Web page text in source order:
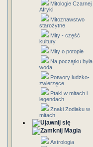
Mitologie Czarnej
Afryki
Mitoznawstwo
starożytne
Mity - część
kultury
Mity o potopie
Na początku była
woda
Potwory ludzko-
zwierzęce
Ptaki w mitach i
legendach
Znaki Zodiaku w
mitach
Magia
Astrologia